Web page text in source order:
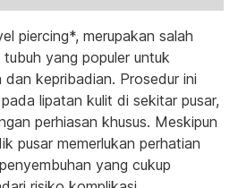
piercing*, merupakan salah
yang populer untuk
kepribadian. Prosedur ini
lipatan kulit di sekitar pusar,
perhiasan khusus. Meskipun
pusar memerlukan perhatian
yang cukup